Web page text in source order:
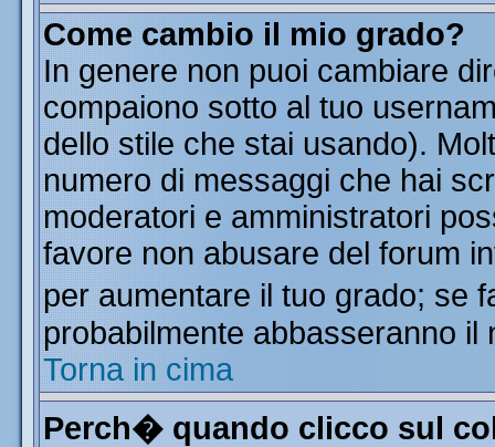
Come cambio il mio grado?
In genere non puoi cambiare
compaiono sotto al tuo
dello stile che stai usando).
numero di messaggi che hai
moderatori e amministratori
favore non abusare del forum
per aumentare il tuo grado; se
probabilmente abbasseranno il
Torna in cima
Perch� quando clicco sul